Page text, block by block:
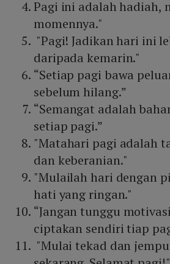
Pagi ini adalah hadiah,
momennya."
"Pagi! Jadikan hari ini
daripada kemarin."
“Setiap pagi bawa
sebelum hilang.”
“Semangat adalah
setiap pagi.”
"Matahari pagi adalah
dan keberanian."
"Mulailah hari dengan
hati yang ringan."
“Jangan tunggu
ciptakan sendiri tiap
"Mulai tekad dan